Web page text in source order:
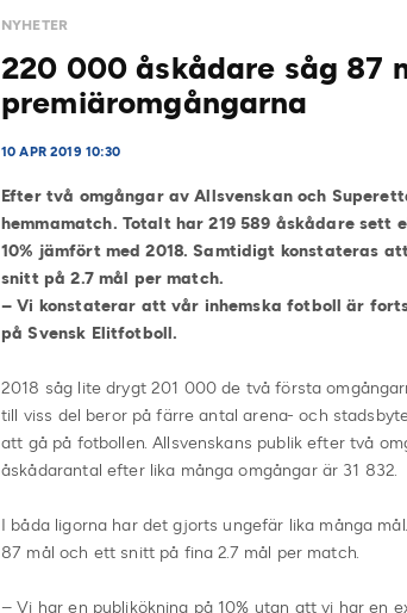
NYHETER
220 000 åskådare såg 87
premiäromgångarna
10 APR 2019 10:30
Efter två omgångar av Allsvenskan och
hemmamatch. Totalt har 219 589 åskådare
10% jämfört med 2018. Samtidigt konstateras
snitt på 2.7 mål per match.
– Vi konstaterar att vår inhemska fotboll är
på Svensk Elitfotboll.
2018 såg lite drygt 201 000 de två första
till viss del beror på färre antal arena- och
att gå på fotbollen. Allsvenskans publik efter två
åskådarantal efter lika många omgångar är 31 832.
I båda ligorna har det gjorts ungefär lika många
87 mål och ett snitt på fina 2.7 mål per match.
– Vi har en publikökning på 10% utan att vi har en